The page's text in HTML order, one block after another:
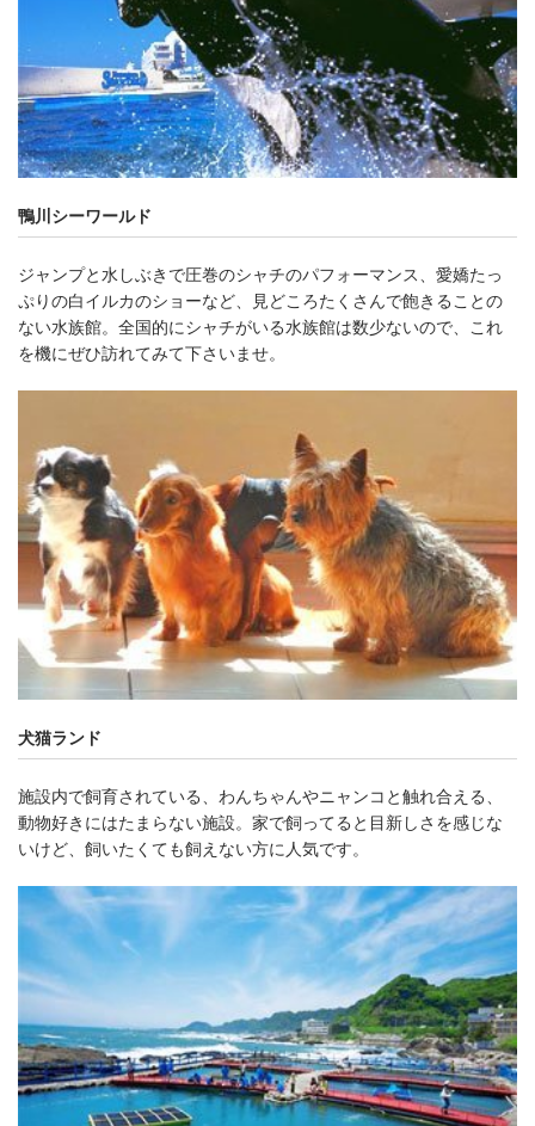
鴨川シーワールド
ジャンプと水しぶきで圧巻のシャチのパフォーマンス、愛嬌たっ
ぷりの白イルカのショーなど、見どころたくさんで飽きることの
ない水族館。全国的にシャチがいる水族館は数少ないので、これ
を機にぜひ訪れてみて下さいませ。
犬猫ランド
施設内で飼育されている、わんちゃんやニャンコと触れ合える、
動物好きにはたまらない施設。家で飼ってると目新しさを感じな
いけど、飼いたくても飼えない方に人気です。